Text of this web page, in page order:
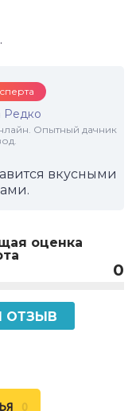
Редко
Опытный дачник
вкусными
оценка
0
ОТЗЫВ
0